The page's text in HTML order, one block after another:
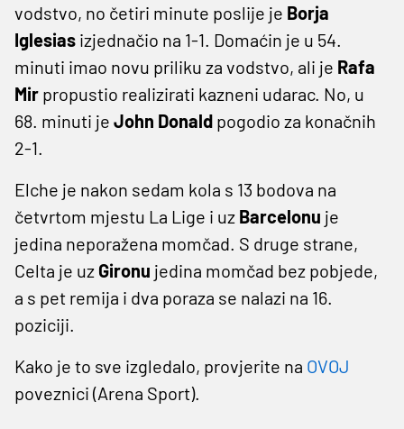
vodstvo, no četiri minute poslije je Borja
Iglesias izjednačio na 1-1. Domaćin je u 54.
minuti imao novu priliku za vodstvo, ali je Rafa
Mir propustio realizirati kazneni udarac. No, u
68. minuti je John Donald pogodio za konačnih
2-1.
Elche je nakon sedam kola s 13 bodova na
četvrtom mjestu La Lige i uz Barcelonu je
jedina neporažena momčad. S druge strane,
Celta je uz Gironu jedina momčad bez pobjede,
a s pet remija i dva poraza se nalazi na 16.
poziciji.
Kako je to sve izgledalo, provjerite na OVOJ
poveznici (Arena Sport).